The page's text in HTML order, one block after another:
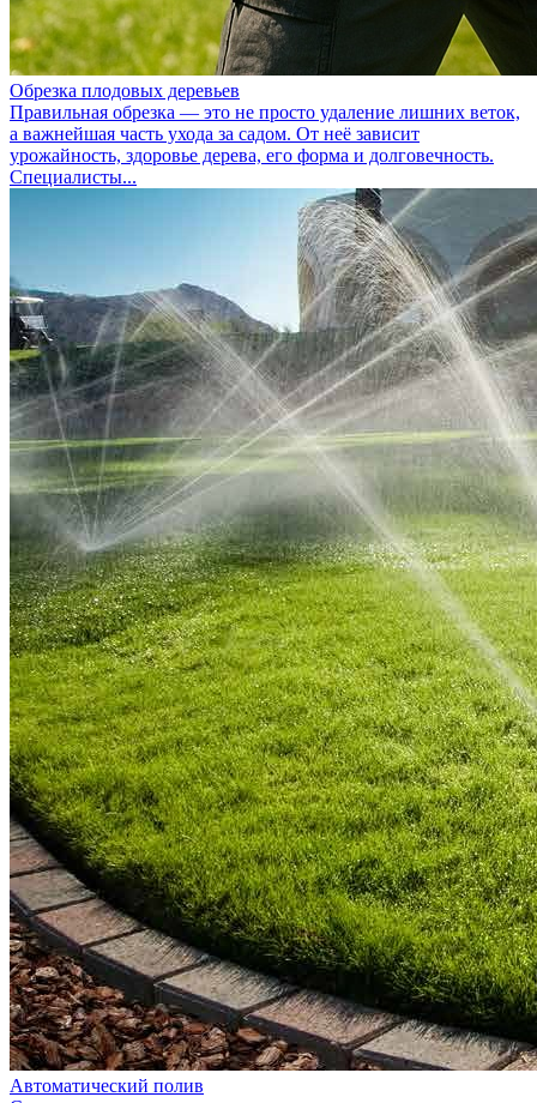
Обрезка плодовых деревьев
Правильная обрезка — это не просто удаление лишних веток,
а важнейшая часть ухода за садом. От неё зависит
урожайность, здоровье дерева, его форма и долговечность.
Специалисты...
Автоматический полив